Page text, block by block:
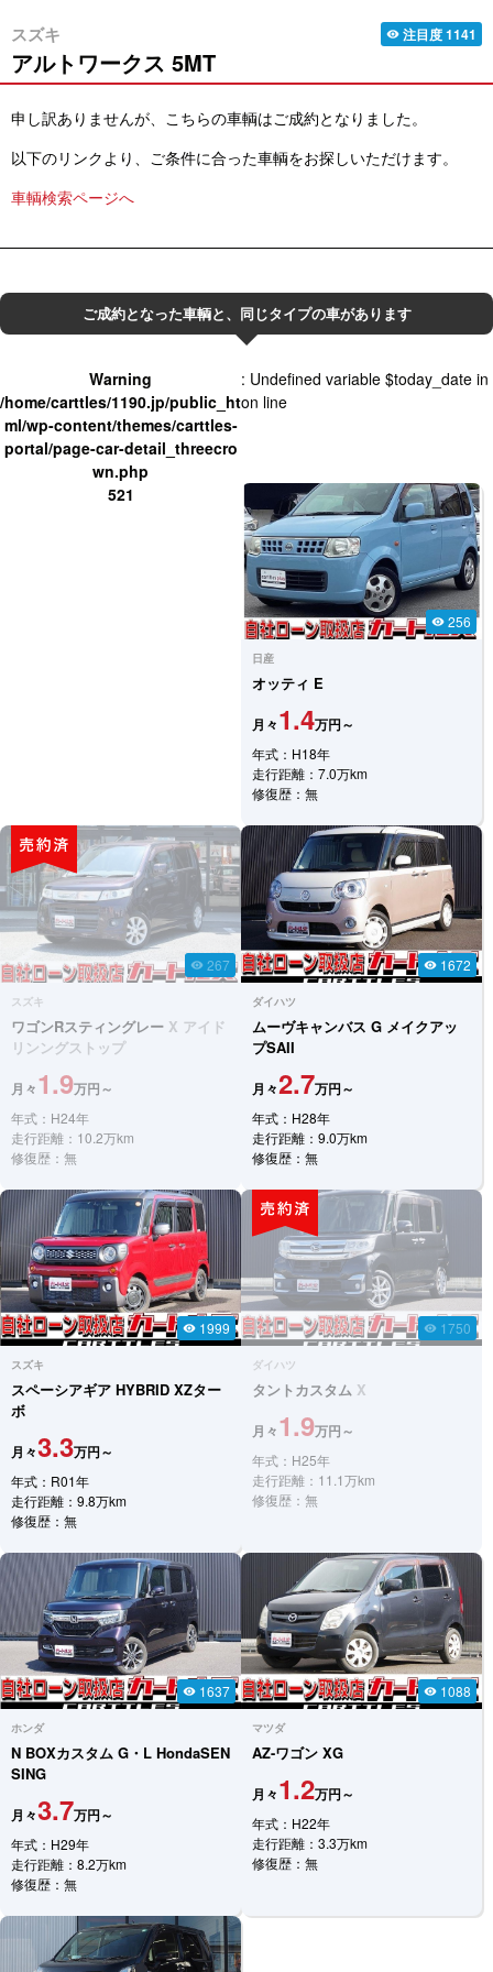
スズキ
アルトワークス 5MT
visibility 注目度1141
申し訳ありませんが、こちらの車輌はご成約となりました。
以下のリンクより、ご条件に合った車輌をお探しいただけます。
車輌検索ページへ
ご成約となった車輌と、同じタイプの車があります
Warning
: Undefined variable $today_date in
/home/carttles/1190.jp/public_ht
ml/wp-content/themes/carttles-
portal/page-car-detail_threecro
wn.php
on line
521
visibility 256
日産
オッティ E
月々1.4万円～
年式：H18年
走行距離：7.0万km
修復歴：無
visibility 267
スズキ
ワゴンRスティングレー X アイド
リンングストップ
月々1.9万円～
年式：H24年
走行距離：10.2万km
修復歴：無
visibility 1672
ダイハツ
ムーヴキャンバス G メイクアッ
プSAII
月々2.7万円～
年式：H28年
走行距離：9.0万km
修復歴：無
visibility 1999
スズキ
スペーシアギア HYBRID XZター
ボ
月々3.3万円～
年式：R01年
走行距離：9.8万km
修復歴：無
visibility 1750
ダイハツ
タントカスタム X
月々1.9万円～
年式：H25年
走行距離：11.1万km
修復歴：無
visibility 1637
ホンダ
N BOXカスタム G・L HondaSEN
SING
月々3.7万円～
年式：H29年
走行距離：8.2万km
修復歴：無
visibility 1088
マツダ
AZ-ワゴン XG
月々1.2万円～
年式：H22年
走行距離：3.3万km
修復歴：無